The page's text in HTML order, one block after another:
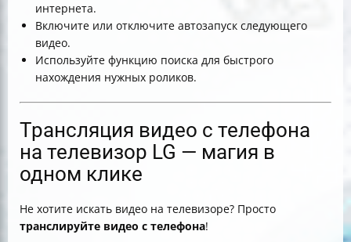
интернета.
Включите или отключите автозапуск следующего
видео.
Используйте функцию поиска для быстрого
нахождения нужных роликов.
Трансляция видео с телефона
на телевизор LG — магия в
одном клике
Не хотите искать видео на телевизоре? Просто
транслируйте видео с телефона!